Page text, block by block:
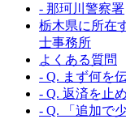
- 那珂川警察署
栃木県に所在
士事務所
よくある質問
- Q. まず何を
- Q. 返済を止
- Q. 「追加で